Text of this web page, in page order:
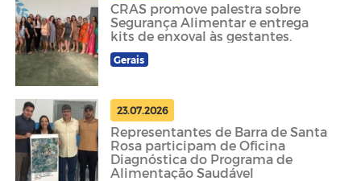
CRAS promove palestra sobre
Segurança Alimentar e entrega
kits de enxoval às gestantes.
Gerais
23.07.2026
Representantes de Barra de Santa
Rosa participam de Oficina
Diagnóstica do Programa de
Alimentação Saudável